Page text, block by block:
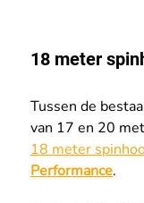
18 meter
Tussen de
van 17 en 20
18 meter
Performance.